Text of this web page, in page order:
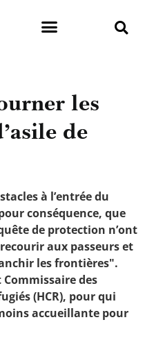
les
de
à l’entrée du
conséquence, que
de protection n’ont
aux passeurs et
les frontières".
Commissaire des
(HCR), pour qui
accueillante pour